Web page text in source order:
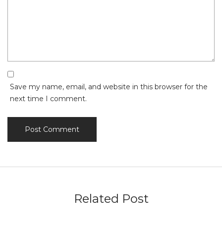
Save my name, email, and website in this browser for the
next time I comment.
Related Post